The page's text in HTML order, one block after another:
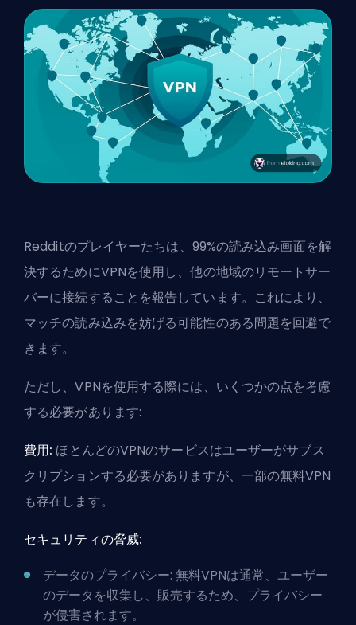
Redditのプレイヤーたちは、99%の読み込み画面を解
決するためにVPNを使用し、他の地域のリモートサー
バーに接続することを報告しています。これにより、
マッチの読み込みを妨げる可能性のある問題を回避で
きます。
ただし、VPNを使用する際には、いくつかの点を考慮
する必要があります:
費用: ほとんどのVPNのサービスはユーザーがサブス
クリプションする必要がありますが、一部の無料VPN
も存在します。
セキュリティの脅威:
データのプライバシー: 無料VPNは通常、ユーザー
のデータを収集し、販売するため、プライバシー
が侵害されます。